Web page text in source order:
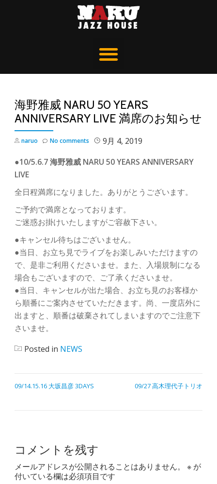
海野雅威 NARU 50 YEARS
ANNIVERSARY LIVE 満席のお知らせ
naruo 9月 4, 2019
No comments
●10/5.6.7海野雅威 NARU 50 YEARS ANNIVERSARY
LIVE
全日程満席になりました。ありがとうございます。
ご予約で満席となっております。
ご迷惑お掛けいたしますがご容赦下さい。
●キャンセル待ちはございません。
●当日、お立ち見でライブをお楽しみいただけますの
で、是非ご利用くださいませ。また、入場規制になる
場合もございますので、ご了承くださいませ。
●当日、キャンセルが出た場合、お立ち見のお客様か
ら順番にご案内させていただきます。尚、一度店外に
出ますと、順番は破棄されてしまいますのでご注意下
さいませ。
Posted in NEWS
09/14.15.16 大坂昌彦 3DAYS 09/27 高木理代子トリオ
コメントを残す
メールアドレスが公開されることはありません。 ※ が
付いている欄は必須項目です